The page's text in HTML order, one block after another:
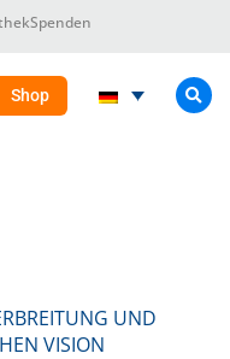
Spenden
Shop
UND
VISION